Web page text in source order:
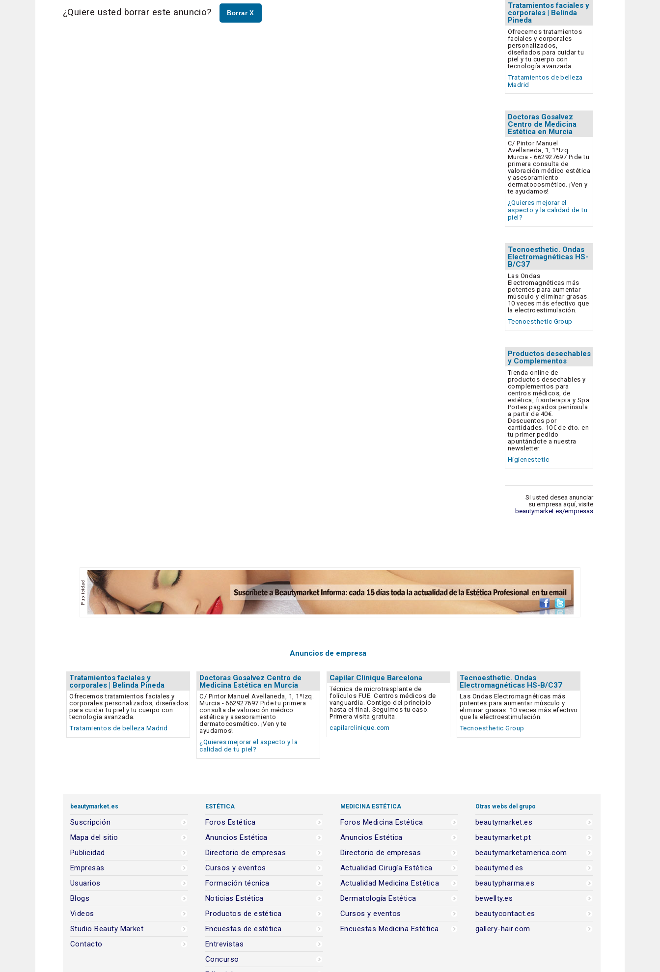
¿Quiere usted borrar este anuncio? Borrar X
Tratamientos faciales y
corporales | Belinda
Pineda
Ofrecemos tratamientos
faciales y corporales
personalizados,
diseñados para cuidar tu
piel y tu cuerpo con
tecnología avanzada.
Tratamientos de belleza
Madrid
Doctoras Gosalvez
Centro de Medicina
Estética en Murcia
C/ Pintor Manuel
Avellaneda, 1, 1ºIzq.
Murcia - 662927697 Pide tu
primera consulta de
valoración médico estética
y asesoramiento
dermatocosmético. ¡Ven y
te ayudamos!
¿Quieres mejorar el
aspecto y la calidad de tu
piel?
Tecnoesthetic. Ondas
Electromagnéticas HS-
B/C37
Las Ondas
Electromagnéticas más
potentes para aumentar
músculo y eliminar grasas.
10 veces más efectivo que
la electroestimulación.
Tecnoesthetic Group
Productos desechables
y Complementos
Tienda online de
productos desechables y
complementos para
centros médicos, de
estética, fisioterapia y Spa.
Portes pagados península
a partir de 40€.
Descuentos por
cantidades. 10€ de dto. en
tu primer pedido
apuntándote a nuestra
newsletter.
Higienestetic
Si usted desea anunciar
su empresa aquí, visite
beautymarket.es/empresas
Anuncios de empresa
Tratamientos faciales y
corporales | Belinda Pineda
Ofrecemos tratamientos faciales y
corporales personalizados, diseñados
para cuidar tu piel y tu cuerpo con
tecnología avanzada.
Tratamientos de belleza Madrid
Doctoras Gosalvez Centro de
Medicina Estética en Murcia
C/ Pintor Manuel Avellaneda, 1, 1ºIzq.
Murcia - 662927697 Pide tu primera
consulta de valoración médico
estética y asesoramiento
dermatocosmético. ¡Ven y te
ayudamos!
¿Quieres mejorar el aspecto y la
calidad de tu piel?
Capilar Clinique Barcelona
Técnica de microtrasplante de
folículos FUE. Centros médicos de
vanguardia. Contigo del principio
hasta el final. Seguimos tu caso.
Primera visita gratuita.
capilarclinique.com
Tecnoesthetic. Ondas
Electromagnéticas HS-B/C37
Las Ondas Electromagnéticas más
potentes para aumentar músculo y
eliminar grasas. 10 veces más efectivo
que la electroestimulación.
Tecnoesthetic Group
beautymarket.es
Suscripción
Mapa del sitio
Publicidad
Empresas
Usuarios
Blogs
Videos
Studio Beauty Market
Contacto
ESTÉTICA
Foros Estética
Anuncios Estética
Directorio de empresas
Cursos y eventos
Formación técnica
Noticias Estética
Productos de estética
Encuestas de estética
Entrevistas
Concurso
MEDICINA ESTÉTICA
Foros Medicina Estética
Anuncios Estética
Directorio de empresas
Actualidad Cirugía Estética
Actualidad Medicina Estética
Dermatología Estética
Cursos y eventos
Encuestas Medicina Estética
Otras webs del grupo
beautymarket.es
beautymarket.pt
beautymarketamerica.com
beautymed.es
beautypharma.es
bewellty.es
beautycontact.es
gallery-hair.com